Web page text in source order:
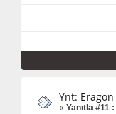
Ynt: Eragon
« Yanıtla #11 :